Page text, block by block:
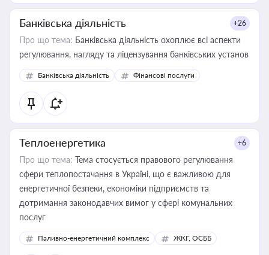
Банківська діяльність +26
Про що тема: Банківська діяльність охоплює всі аспекти
регулювання, нагляду та ліцензування банківських установ
Банківська діяльність Фінансові послуги
Теплоенергетика +6
Про що тема: Тема стосується правового регулювання
сфери теплопостачання в Україні, що є важливою для
енергетичної безпеки, економіки підприємств та
дотримання законодавчих вимог у сфері комунальних
послуг
Паливно-енергетичний комплекс ЖКГ, ОСББ